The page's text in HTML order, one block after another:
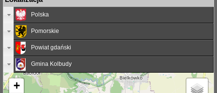
Polska
Pomorskie
Powiat gdański
Gmina Kolbudy
+